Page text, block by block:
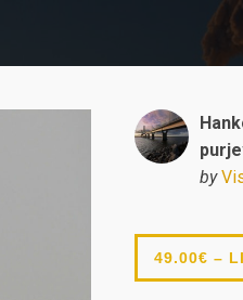
by
49.00€ –